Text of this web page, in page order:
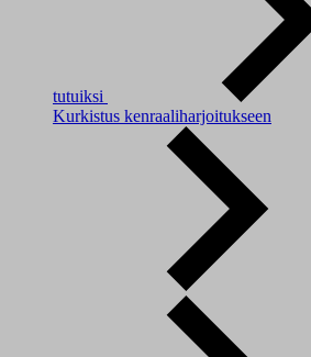
tutuiksi
Kurkistus kenraaliharjoitukseen